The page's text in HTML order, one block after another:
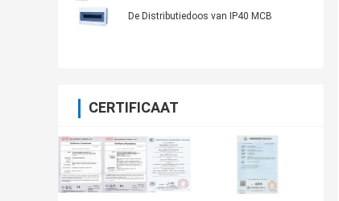
De Distributiedoos van IP40 MCB
CERTIFICAAT